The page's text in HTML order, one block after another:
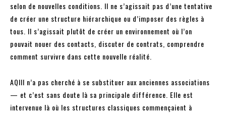
selon de nouvelles conditions. Il ne s’agissait pas d’une tentative
de créer une structure hiérarchique ou d’imposer des règles à
tous. Il s’agissait plutôt de créer un environnement où l’on
pouvait nouer des contacts, discuter de contrats, comprendre
comment survivre dans cette nouvelle réalité.
AQIII n’a pas cherché à se substituer aux anciennes associations
— et c’est sans doute là sa principale différence. Elle est
intervenue là où les structures classiques commençaient à